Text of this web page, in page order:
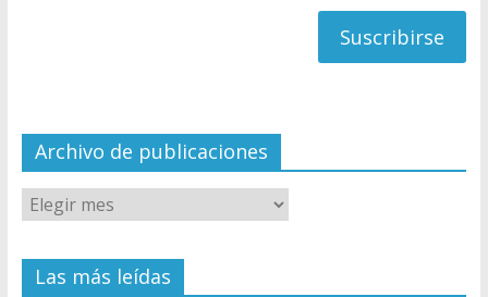
el
Archivo de publicaciones
Las más leídas